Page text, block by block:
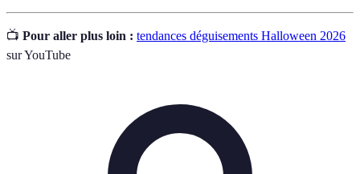
📺 Pour aller plus loin : tendances déguisements Halloween 2026
sur YouTube